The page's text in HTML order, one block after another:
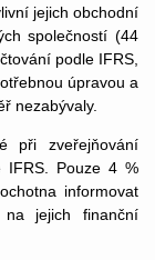
jejich obchodní
společností (44
podle IFRS,
úpravou a
nezabývaly.
při zveřejňování
IFRS. Pouze 4 %
informovat
na jejich finanční